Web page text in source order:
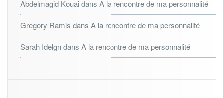
Abdelmagid Kouaidans A la rencontre de ma personnalité
Gregory Ramis dans A la rencontre de ma personnalité
Sarah Idelgndans A la rencontre de ma personnalité